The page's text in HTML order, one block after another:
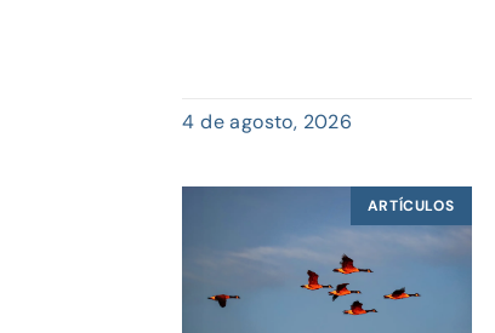
4 de agosto, 2026
ARTÍCULOS